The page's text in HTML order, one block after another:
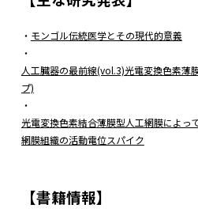
・ モンゴル伝統医学とその現代的意義
・
人工臓器の最前線(vol.3)光電変換色素薄
プ)
・
光電変換色素結合薄膜型人工網膜によっ
網膜組織の活動電位スパイク
【書籍情報】